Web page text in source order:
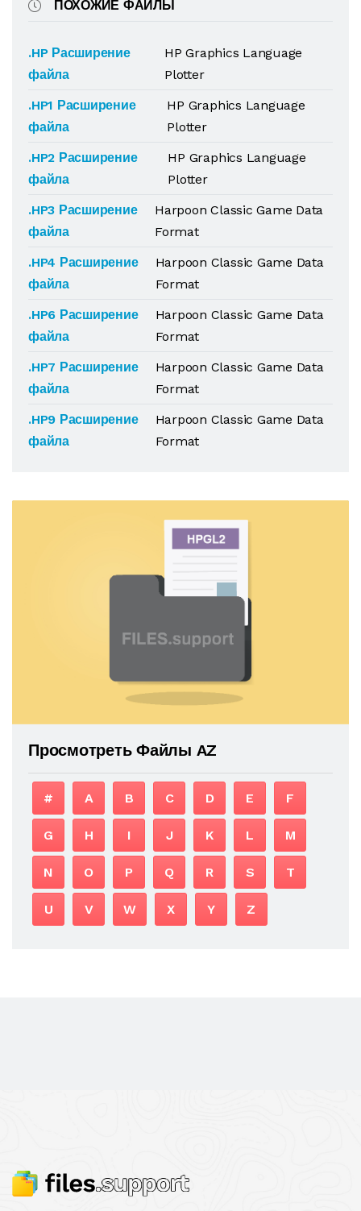
ПОХОЖИЕ ФАЙЛЫ
.HP Расширение
файла
HP Graphics Language
Plotter
.HP1 Расширение
файла
HP Graphics Language
Plotter
.HP2 Расширение
файла
HP Graphics Language
Plotter
.HP3 Расширение
файла
Harpoon Classic Game Data
Format
.HP4 Расширение
файла
Harpoon Classic Game Data
Format
.HP6 Расширение
файла
Harpoon Classic Game Data
Format
.HP7 Расширение
файла
Harpoon Classic Game Data
Format
.HP9 Расширение
файла
Harpoon Classic Game Data
Format
Просмотреть Файлы AZ
# A B C D E F
G H I J K L M
N O P Q R S T
U V W X Y Z